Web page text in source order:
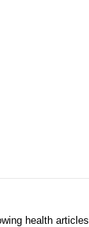
health articles,